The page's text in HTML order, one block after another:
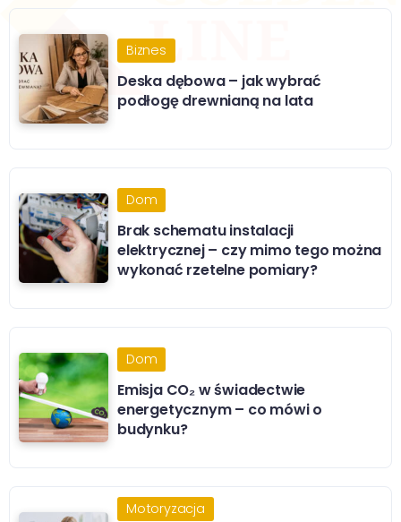
Biznes
Deska dębowa – jak wybrać
podłogę drewnianą na lata
Dom
Brak schematu instalacji
elektrycznej – czy mimo tego można
wykonać rzetelne pomiary?
Dom
Emisja CO₂ w świadectwie
energetycznym – co mówi o
budynku?
Motoryzacja